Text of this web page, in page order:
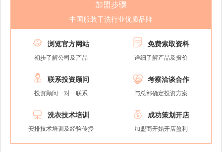
加盟步骤
中国服装干洗行业优质品牌
 浏览官方网站
初步了解公司及产品
 免费索取资料
详细了解产品及报价
 联系投资顾问
投资顾问一对一联系
 考察洽谈合作
与总部确定投资方案
 洗衣技术培训
安排技术培训及经验传授
 成功策划开店
加盟商开始开店盈利